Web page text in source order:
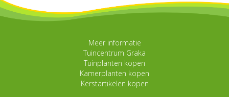
Meer informatie
Tuincentrum Graka
Tuinplanten kopen
Kamerplanten kopen
Kerstartikelen kopen